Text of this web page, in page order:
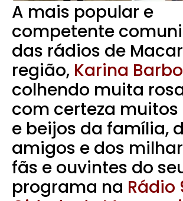
A mais popular e
competente
das rádios de
região, Karina
colhendo muita
com certeza
e beijos da família,
amigos e dos
fãs e ouvintes do
programa na Rádio